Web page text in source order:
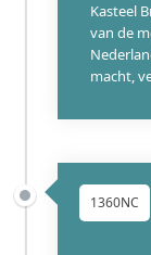
Kasteel
van de
macht,
1360NC